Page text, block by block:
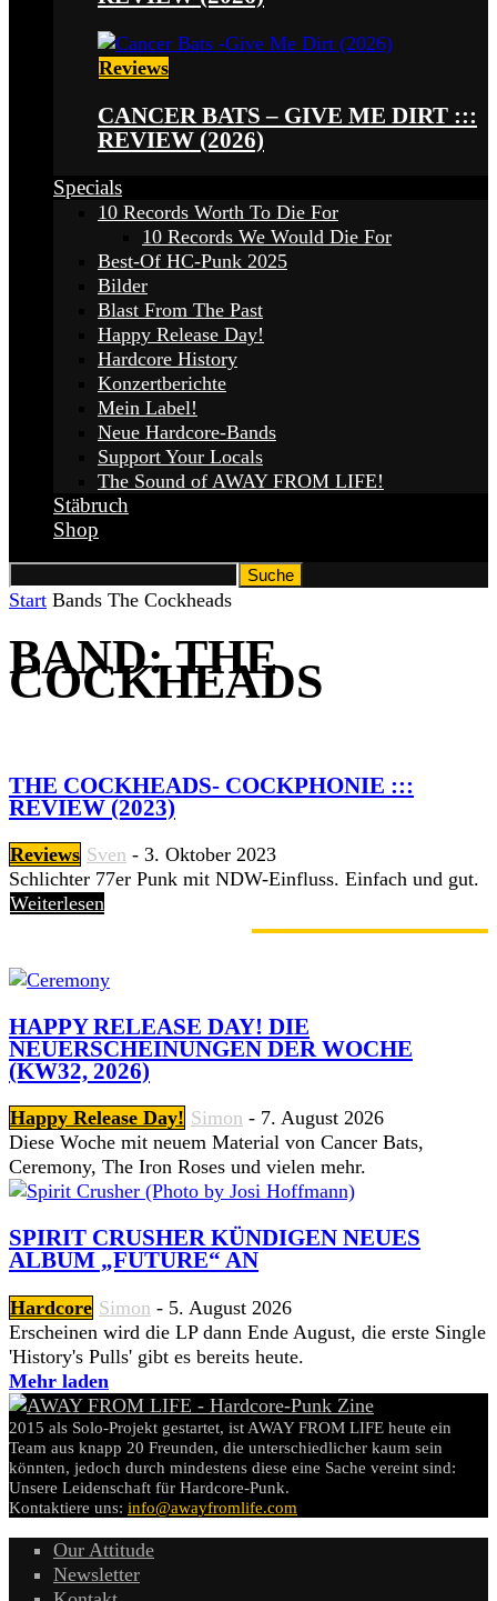
Reviews
CANCER BATS – GIVE ME DIRT :::
REVIEW (2026)
Specials
10 Records Worth To Die For
10 Records We Would Die For
Best-Of HC-Punk 2025
Bilder
Blast From The Past
Happy Release Day!
Hardcore History
Konzertberichte
Mein Label!
Neue Hardcore-Bands
Support Your Locals
The Sound of AWAY FROM LIFE!
Stäbruch
Shop
Start Bands The Cockheads
BAND: THE
COCKHEADS
THE COCKHEADS- COCKPHONIE :::
REVIEW (2023)
Reviews Sven - 3. Oktober 2023
Schlichter 77er Punk mit NDW-Einfluss. Einfach und gut.
Weiterlesen
HAPPY RELEASE DAY! DIE
NEUERSCHEINUNGEN DER WOCHE
(KW32, 2026)
Happy Release Day! Simon - 7. August 2026
Diese Woche mit neuem Material von Cancer Bats,
Ceremony, The Iron Roses und vielen mehr.
SPIRIT CRUSHER KÜNDIGEN NEUES
ALBUM „FUTURE“ AN
Hardcore Simon - 5. August 2026
Erscheinen wird die LP dann Ende August, die erste Single
'History's Pulls' gibt es bereits heute.
Mehr laden
2015 als Solo-Projekt gestartet, ist AWAY FROM LIFE heute ein
Team aus knapp 20 Freunden, die unterschiedlicher kaum sein
könnten, jedoch durch mindestens diese eine Sache vereint sind:
Unsere Leidenschaft für Hardcore-Punk.
Kontaktiere uns: info@awayfromlife.com
Our Attitude
Newsletter